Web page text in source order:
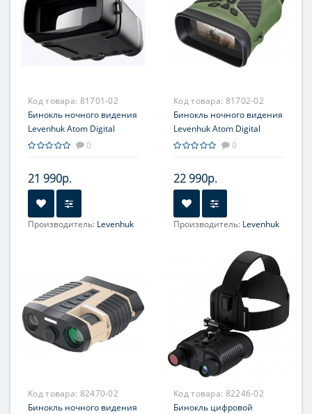
Код товара: 81701-02
Бинокль ночного видения
Levenhuk Atom Digital
DNB100
0
21 990р.
Производитель: Levenhuk
Код товара: 81702-02
Бинокль ночного видения
Levenhuk Atom Digital
DNB200
0
22 990р.
Производитель: Levenhuk
Код товара: 82470-02
Бинокль ночного видения
Код товара: 82246-02
Бинокль цифровой